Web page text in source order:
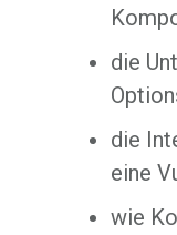
die
die
eine
wie